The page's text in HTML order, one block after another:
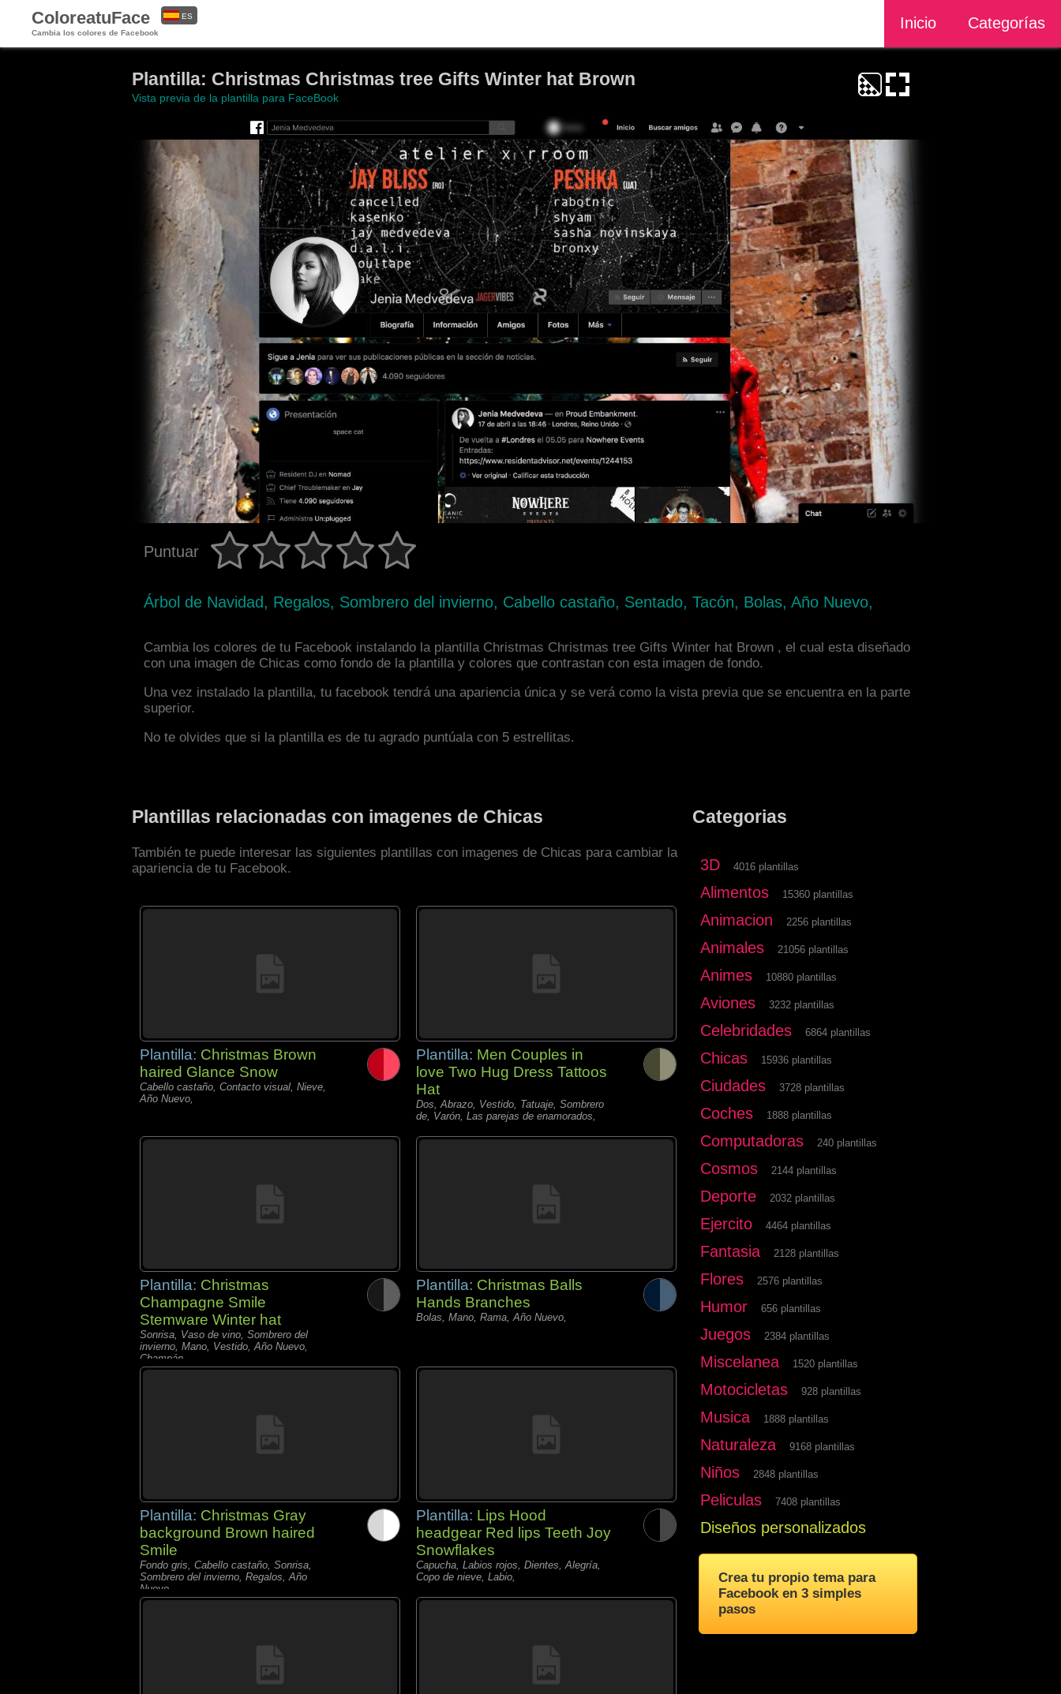
ColoreatuFace
Cambia los colores de Facebook
Inicio Categorías
ES
Plantilla: Christmas Christmas tree Gifts Winter hat Brown
Vista previa de la plantilla para FaceBook
Puntuar
Árbol de Navidad, Regalos, Sombrero del invierno, Cabello castaño, Sentado, Tacón, Bolas, Año Nuevo,
Cambia los colores de tu Facebook instalando la plantilla Christmas Christmas tree Gifts Winter hat Brown , el cual esta diseñado
con una imagen de Chicas como fondo de la plantilla y colores que contrastan con esta imagen de fondo.
Una vez instalado la plantilla, tu facebook tendrá una apariencia única y se verá como la vista previa que se encuentra en la parte
superior.
No te olvides que si la plantilla es de tu agrado puntúala con 5 estrellitas.
Plantillas relacionadas con imagenes de Chicas
También te puede interesar las siguientes plantillas con imagenes de Chicas para cambiar la
apariencia de tu Facebook.
Plantilla: Christmas Brown
haired Glance Snow
Cabello castaño, Contacto visual, Nieve,
Año Nuevo,
Plantilla: Men Couples in
love Two Hug Dress Tattoos
Hat
Dos, Abrazo, Vestido, Tatuaje, Sombrero
de, Varón, Las parejas de enamorados,
Plantilla: Christmas
Champagne Smile
Stemware Winter hat
Sonrisa, Vaso de vino, Sombrero del
invierno, Mano, Vestido, Año Nuevo,
Champán,
Plantilla: Christmas Balls
Hands Branches
Bolas, Mano, Rama, Año Nuevo,
Plantilla: Christmas Gray
background Brown haired
Smile
Fondo gris, Cabello castaño, Sonrisa,
Sombrero del invierno, Regalos, Año
Nuevo,
Plantilla: Lips Hood
headgear Red lips Teeth Joy
Snowflakes
Capucha, Labios rojos, Dientes, Alegría,
Copo de nieve, Labio,
Categorias
3D 4016 plantillas
Alimentos 15360 plantillas
Animacion 2256 plantillas
Animales 21056 plantillas
Animes 10880 plantillas
Aviones 3232 plantillas
Celebridades 6864 plantillas
Chicas 15936 plantillas
Ciudades 3728 plantillas
Coches 1888 plantillas
Computadoras 240 plantillas
Cosmos 2144 plantillas
Deporte 2032 plantillas
Ejercito 4464 plantillas
Fantasia 2128 plantillas
Flores 2576 plantillas
Humor 656 plantillas
Juegos 2384 plantillas
Miscelanea 1520 plantillas
Motocicletas 928 plantillas
Musica 1888 plantillas
Naturaleza 9168 plantillas
Niños 2848 plantillas
Peliculas 7408 plantillas
Diseños personalizados
Crea tu propio tema para
Facebook en 3 simples
pasos